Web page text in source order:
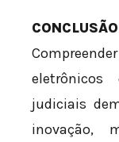
CONCLUSÃO
judiciais
inovação,